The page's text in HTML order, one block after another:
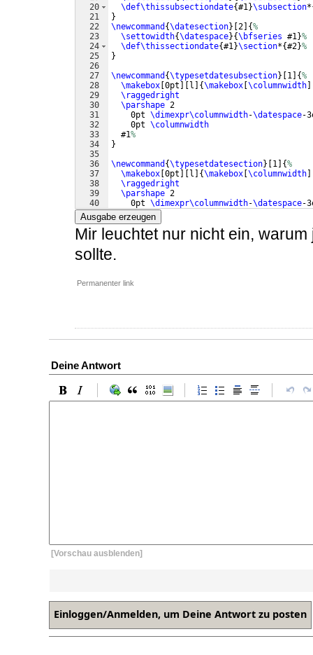
20
21
22
23
24
25
26
27
28
29
30
31
32
33
34
35
36
37
38
39
40
41
\def\thissubsectiondate{#1}\subsection*
}
\newcommand {\datesection} 2 {%
\settowidth{\datespace}{\bfseries #1}%
\def\thissectiondate{#1}\section*{#2}%
}
\newcommand {\typesetdatesubsection} 1 {%
\makebox 0pt l {\makebox \columnwidth
\raggedright
\parshape 2
    0pt
\dimexpr\columnwidth-\datespace-
    0pt
\columnwidth
  #1
%
}
\newcommand {\typesetdatesection} 1 {%
\makebox 0pt l {\makebox \columnwidth
\raggedright
\parshape 2
    0pt
\dimexpr\columnwidth-\datespace-
    0pt
\columnwidth
Ausgabe erzeugen
Mir leuchtet nur nicht ein,
sollte.
Permanenter link
Deine Antwort
[Vorschau ausblenden]